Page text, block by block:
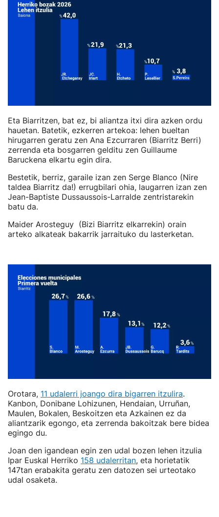
Eta Biarritzen, bat ez, bi aliantza itxi dira azken ordu
hauetan. Batetik, ezkerren artekoa: lehen bueltan
hirugarren geratu zen Ana Ezcurraren (Biarritz Berri)
zerrenda eta bosgarren gelditu zen Guillaume
Baruckena elkartu egin dira.
Bestetik, berriz, garaile izan zen Serge Blanco (Nire
taldea Biarritz da!) errugbilari ohia, laugarren izan zen
Jean-Baptiste Dussaussois-Larralde zentristarekin
batu da.
Maider Arosteguy (Bizi Biarritz elkarrekin) orain
arteko alkateak bakarrik jarraituko du lasterketan.
Orotara, 11 udalerri joango dira bigarren itzulira.
Kanbon, Donibane Lohizunen, Hendaian, Urruñan,
Maulen, Bokalen, Beskoitzen eta Azkainen ez da
aliantzarik egongo, eta zerrenda bakoitzak bere bidea
egingo du.
Joan den igandean egin zen udal bozen lehen itzulia
Ipar Euskal Herriko 158 udalerritan, eta horietatik
147tan erabakita geratu zen datozen sei urteotako
udal osaketa.